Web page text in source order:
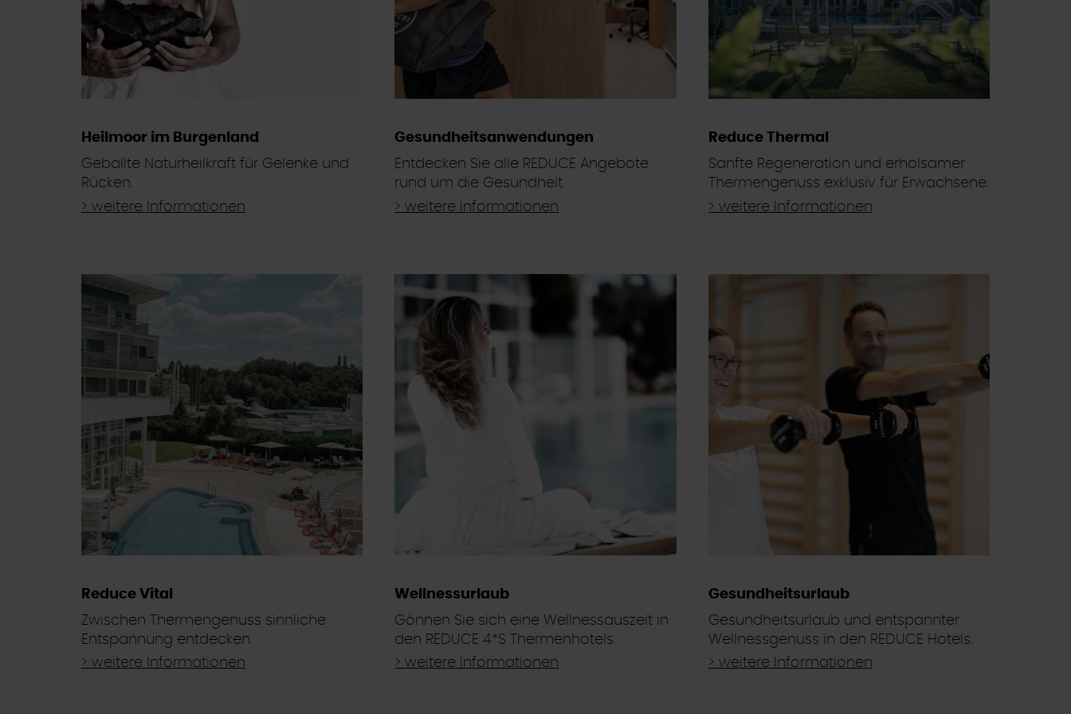
Heilmoor im Burgenland
Geballte Naturheilkraft für Gelenke und
Rücken.
> weitere Informationen
Gesundheitsanwendungen
Entdecken Sie alle REDUCE Angebote
rund um die Gesundheit.
> weitere Informationen
Reduce Thermal
Sanfte Regeneration und erholsamer
Thermengenuss exklusiv für Erwachsene.
> weitere Informationen
Reduce Vital
Zwischen Thermengenuss sinnliche
Entspannung entdecken.
> weitere Informationen
Wellnessurlaub
Gönnen Sie sich eine Wellnessauszeit in
den REDUCE 4*S Thermenhotels.
> weitere Informationen
Gesundheitsurlaub
Gesundheitsurlaub und entspannter
Wellnessgenuss in den REDUCE Hotels.
> weitere Informationen